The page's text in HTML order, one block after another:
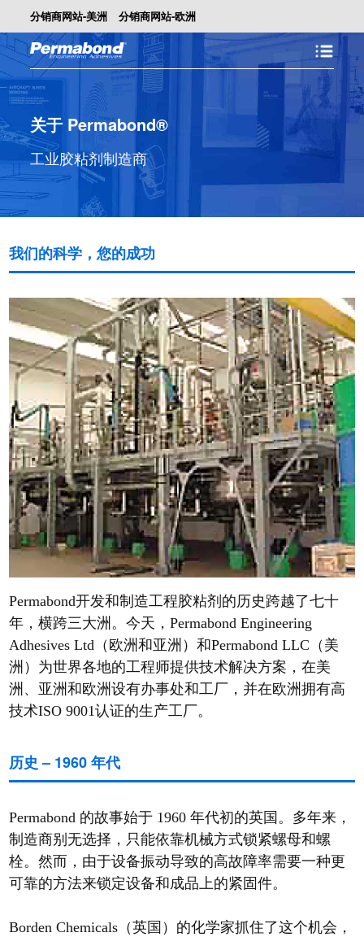
分销商网站-美洲 分销商网站-欧洲
关于 Permabond®
工业胶粘剂制造商
我们的科学，您的成功
Permabond开发和制造工程胶粘剂的历史跨越了七十
年，横跨三大洲。今天，Permabond Engineering
Adhesives Ltd（欧洲和亚洲）和Permabond LLC（美
洲）为世界各地的工程师提供技术解决方案，在美
洲、亚洲和欧洲设有办事处和工厂，并在欧洲拥有高
技术ISO 9001认证的生产工厂。
历史 – 1960 年代
Permabond 的故事始于 1960 年代初的英国。多年来，
制造商别无选择，只能依靠机械方式锁紧螺母和螺
栓。然而，由于设备振动导致的高故障率需要一种更
可靠的方法来锁定设备和成品上的紧固件。
Borden Chemicals（英国）的化学家抓住了这个机会，